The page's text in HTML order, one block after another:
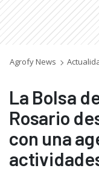
Agrofy News
La Bolsa
Rosario
con una